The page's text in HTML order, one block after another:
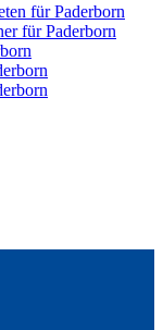
für Paderborn
für Paderborn